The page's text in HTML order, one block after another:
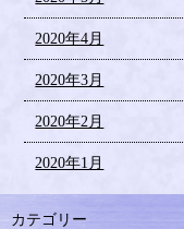
2020年4月
2020年3月
2020年2月
2020年1月
カテゴリー